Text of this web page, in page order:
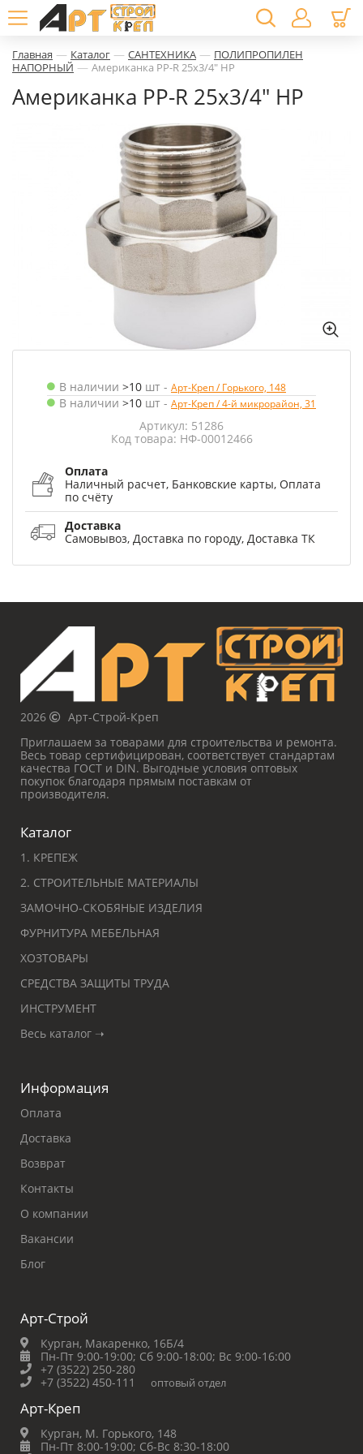
Главная — Каталог — САНТЕХНИКА — ПОЛИПРОПИЛЕН
НАПОРНЫЙ — Американка PP-R 25х3/4" НР
Американка PP-R 25х3/4" НР
В наличии >10 шт - Арт-Креп / Горького, 148
В наличии >10 шт - Арт-Креп / 4-й микрорайон, 31
Артикул: 51286
Код товара: НФ-00012466
Оплата
Наличный расчет, Банковские карты, Оплата
по счёту
Доставка
Самовывоз, Доставка по городу, Доставка ТК
2026
Арт-Строй-Креп
Приглашаем за товарами для строительства и ремонта.
Весь товар сертифицирован, соответствует стандартам
качества ГОСТ и DIN. Выгодные условия оптовых
покупок благодаря прямым поставкам от
производителя.
Каталог
1. КРЕПЕЖ
2. СТРОИТЕЛЬНЫЕ МАТЕРИАЛЫ
ЗАМОЧНО-СКОБЯНЫЕ ИЗДЕЛИЯ
ФУРНИТУРА МЕБЕЛЬНАЯ
ХОЗТОВАРЫ
СРЕДСТВА ЗАЩИТЫ ТРУДА
ИНСТРУМЕНТ
Весь каталог ➝
Информация
Оплата
Доставка
Возврат
Контакты
О компании
Вакансии
Блог
Арт-Строй
Курган, Макаренко, 16Б/4
Пн-Пт 9:00-19:00; Сб 9:00-18:00; Вс 9:00-16:00
+7 (3522) 250-280
+7 (3522) 450-111
оптовый отдел
Арт-Креп
Курган, М. Горького, 148
Пн-Пт 8:00-19:00; Сб-Вс 8:30-18:00